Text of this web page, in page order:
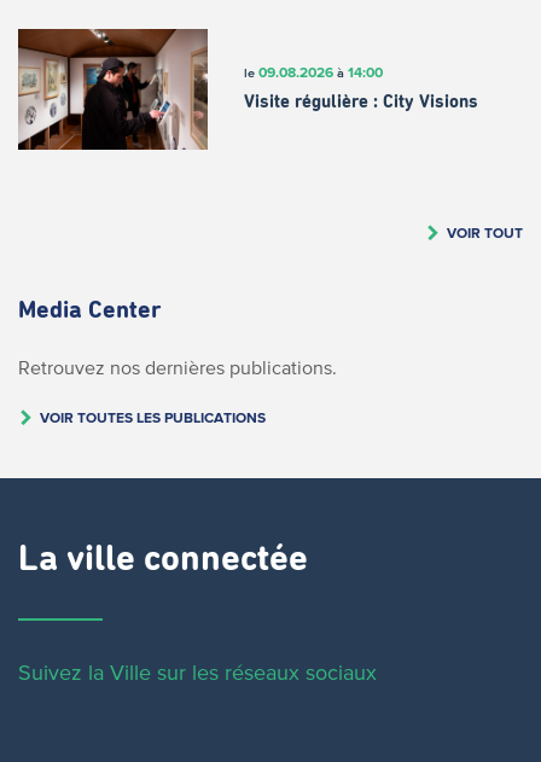
le 09.08.2026à 14:00
Visite régulière : City Visions
VOIR TOUT
Media Center
Retrouvez nos dernières publications.
VOIR TOUTES LES PUBLICATIONS
La ville connectée
Suivez la Ville sur les réseaux sociaux